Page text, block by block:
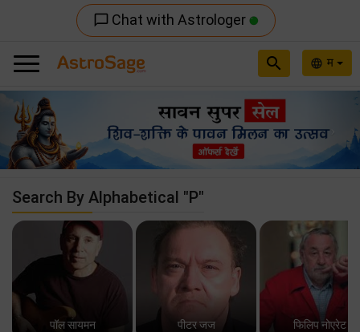
chat_bubble_outline Chat with Astrologer
language म
search
Previous
Search By Alphabetical "P"
पॉल सायमन पीटर जज फिलिप नोएरेट